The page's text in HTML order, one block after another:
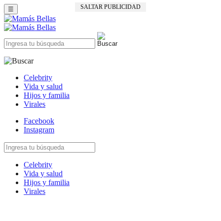
SALTAR PUBLICIDAD
☰
Celebrity
Vida y salud
Hijos y familia
Virales
Facebook
Instagram
Celebrity
Vida y salud
Hijos y familia
Virales